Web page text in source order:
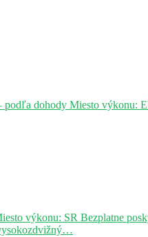
podľa dohody Miesto
výkonu: SR Bezplatne